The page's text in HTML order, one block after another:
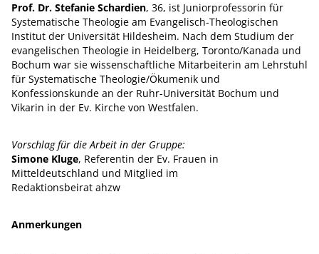
Prof. Dr. Stefanie Schardien, 36, ist Juniorprofessorin für
Systematische Theologie am Evangelisch-Theologischen
Institut der Universität Hildesheim. Nach dem Studium der
evangelischen Theologie in Heidelberg, Toronto/Kanada und
Bochum war sie wissenschaftliche Mitarbeiterin am Lehrstuhl
für Systematische Theologie/Ökumenik und
Konfessionskunde an der Ruhr-Universität Bochum und
Vikarin in der Ev. Kirche von Westfalen.
Vorschlag für die Arbeit in der Gruppe:
Simone Kluge, Referentin der Ev. Frauen in
Mitteldeutschland und Mitglied im
Redaktionsbeirat ahzw
Anmerkungen